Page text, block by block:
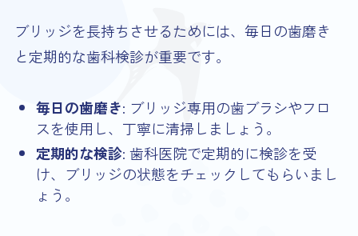
ブリッジを長持ちさせるためには、毎日の歯磨き
と定期的な歯科検診が重要です。
毎日の歯磨き: ブリッジ専用の歯ブラシやフロ
スを使用し、丁寧に清掃しましょう。
定期的な検診: 歯科医院で定期的に検診を受
け、ブリッジの状態をチェックしてもらいまし
ょう。